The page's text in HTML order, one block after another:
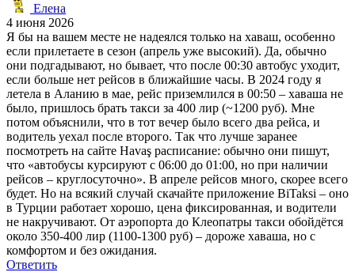
Елена
4 июня 2026
Я бы на вашем месте не надеялся только на хаваш, особенно
если прилетаете в сезон (апрель уже высокий). Да, обычно
они подгадывают, но бывает, что после 00:30 автобус уходит,
если больше нет рейсов в ближайшие часы. В 2024 году я
летела в Аланию в мае, рейс приземлился в 00:50 – хаваша не
было, пришлось брать такси за 400 лир (~1200 руб). Мне
потом объяснили, что в тот вечер было всего два рейса, и
водитель уехал после второго. Так что лучше заранее
посмотреть на сайте Havaş расписание: обычно они пишут,
что «автобусы курсируют с 06:00 до 01:00, но при наличии
рейсов – круглосуточно». В апреле рейсов много, скорее всего
будет. Но на всякий случай скачайте приложение BiTaksi – оно
в Турции работает хорошо, цена фиксированная, и водители
не накручивают. От аэропорта до Клеопатры такси обойдётся
около 350-400 лир (1100-1300 руб) – дороже хаваша, но с
комфортом и без ожидания.
Ответить